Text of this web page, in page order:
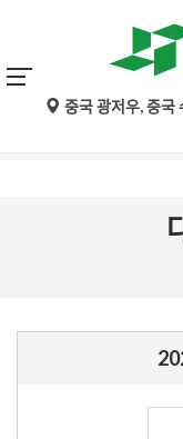
구글 번역의 자동 번
습니다. 문
중국 광저우, 중국